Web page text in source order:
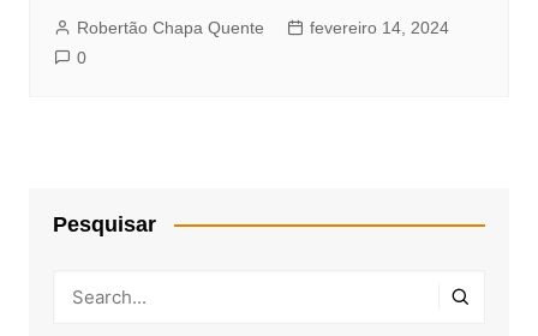
Robertão Chapa Quente
fevereiro 14, 2024
0
Pesquisar